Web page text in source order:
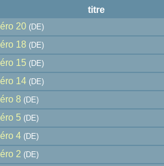
titre
20 (DE)
18 (DE)
15 (DE)
14 (DE)
8 (DE)
5 (DE)
4 (DE)
2 (DE)